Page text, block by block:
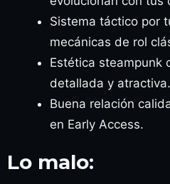
Sistema táctico por
mecánicas de rol
Estética steampunk
detallada y atractiva.
Buena relación
en Early Access.
Lo malo: